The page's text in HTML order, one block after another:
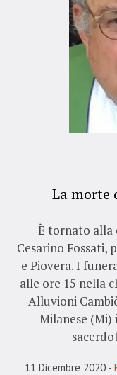
La morte
È tornato alla
Cesarino Fossati,
e Piovera. I
alle ore 15 nella
Alluvioni
Milanese (Mi)
11 Dicembre 2020